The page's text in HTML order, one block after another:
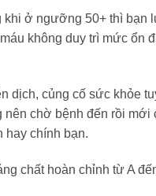
ở ngưỡng 50+ thì
không duy trì mức
củng cố sức khỏe
chờ bệnh đến rồi
hay chính bạn.
chất hoàn chỉnh từ A